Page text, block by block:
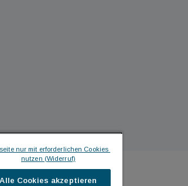
nur mit erforderlichen Cookies
nutzen (Widerruf)
Alle Cookies akzeptieren